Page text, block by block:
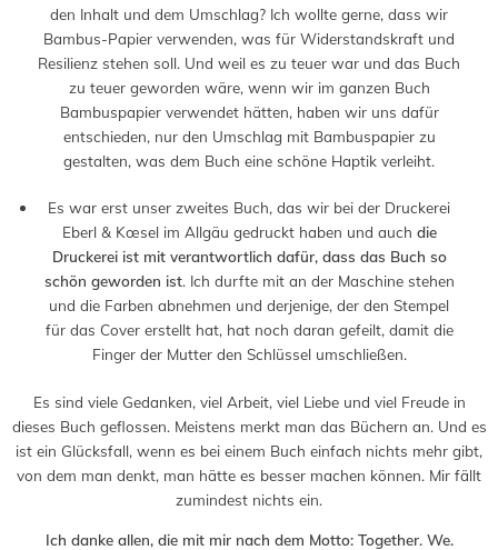
den Inhalt und dem Umschlag? Ich wollte gerne, dass wir
Bambus-Papier verwenden, was für Widerstandskraft und
Resilienz stehen soll. Und weil es zu teuer war und das Buch
zu teuer geworden wäre, wenn wir im ganzen Buch
Bambuspapier verwendet hätten, haben wir uns dafür
entschieden, nur den Umschlag mit Bambuspapier zu
gestalten, was dem Buch eine schöne Haptik verleiht.
Es war erst unser zweites Buch, das wir bei der Druckerei
Eberl & Kœsel im Allgäu gedruckt haben und auch die
Druckerei ist mit verantwortlich dafür, dass das Buch so
schön geworden ist. Ich durfte mit an der Maschine stehen
und die Farben abnehmen und derjenige, der den Stempel
für das Cover erstellt hat, hat noch daran gefeilt, damit die
Finger der Mutter den Schlüssel umschließen.
Es sind viele Gedanken, viel Arbeit, viel Liebe und viel Freude in
dieses Buch geflossen. Meistens merkt man das Büchern an. Und es
ist ein Glücksfall, wenn es bei einem Buch einfach nichts mehr gibt,
von dem man denkt, man hätte es besser machen können. Mir fällt
zumindest nichts ein.
Ich danke allen, die mit mir nach dem Motto: Together. We.